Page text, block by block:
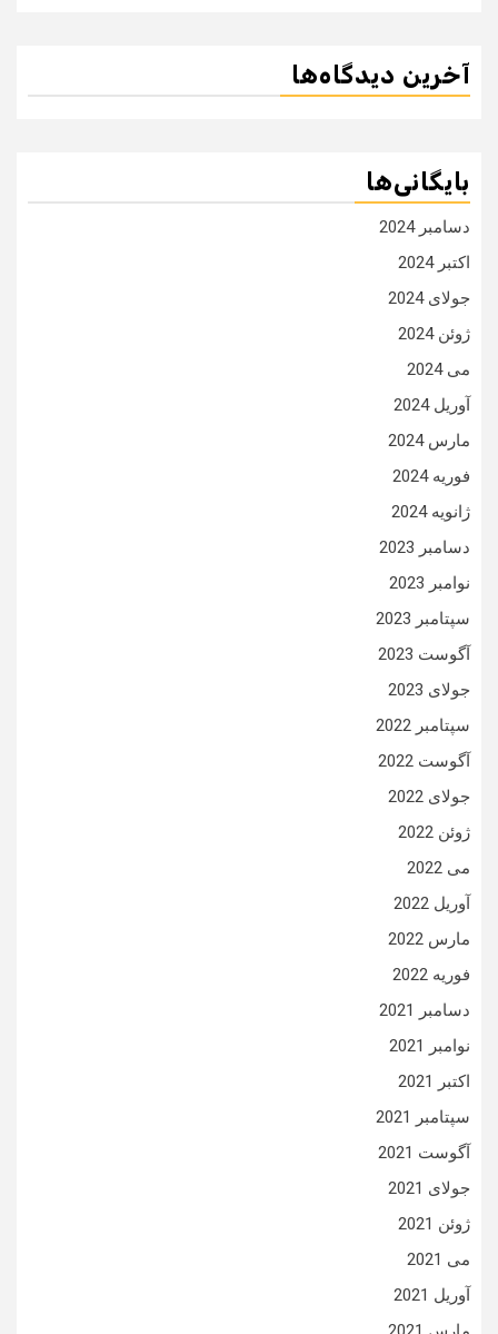
آخرین دیدگاه‌ها
بایگانی‌ها
دسامبر 2024
اکتبر 2024
جولای 2024
ژوئن 2024
می 2024
آوریل 2024
مارس 2024
فوریه 2024
ژانویه 2024
دسامبر 2023
نوامبر 2023
سپتامبر 2023
آگوست 2023
جولای 2023
سپتامبر 2022
آگوست 2022
جولای 2022
ژوئن 2022
می 2022
آوریل 2022
مارس 2022
فوریه 2022
دسامبر 2021
نوامبر 2021
اکتبر 2021
سپتامبر 2021
آگوست 2021
جولای 2021
ژوئن 2021
می 2021
آوریل 2021